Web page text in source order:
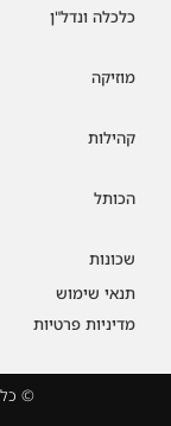
כלכלה ונדל"ן
מוזיקה
קהילות
הכותל
שכונות
תנאי שימוש
מדיניות פרטיות
© כל